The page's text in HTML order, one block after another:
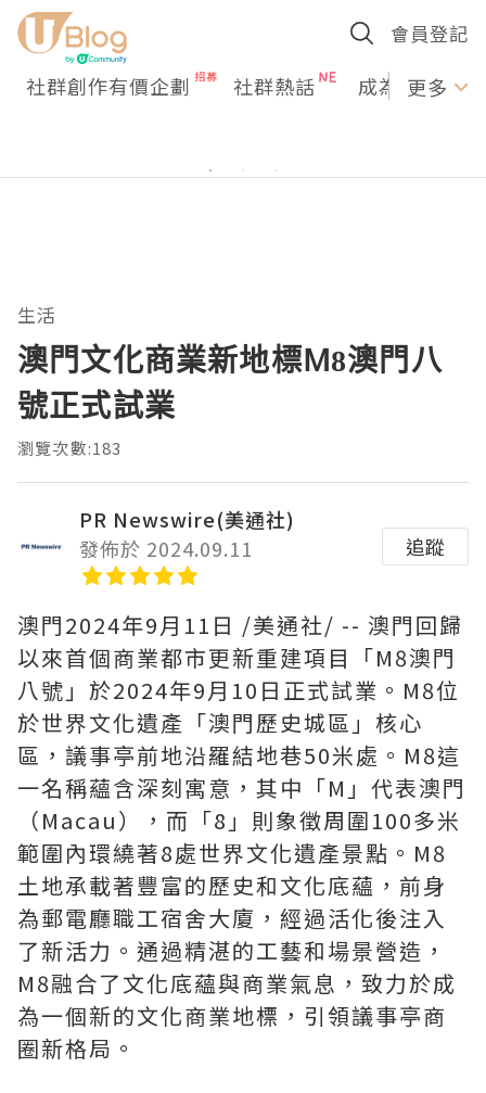
會員登記
社群創作有價企劃 社群熱話 成為U更多
生活
澳門文化商業新地標M8澳門八
號正式試業
瀏覽次數:183
PR Newswire(美通社)
發佈於 2024.09.11
追蹤
澳門2024年9月11日 /美通社/ -- 澳門回歸
以來首個商業都市更新重建項目「M8澳門
八號」於2024年9月10日正式試業。M8位
於世界文化遺產「澳門歷史城區」核心
區，議事亭前地沿羅結地巷50米處。M8這
一名稱蘊含深刻寓意，其中 「M 」 代表澳門
（Macau），而 「8 」 則象徵周圍100多米
範圍內環繞著8處世界文化遺產景點。M8
土地承載著豐富的歷史和文化底蘊，前身
為郵電廳職工宿舍大廈，經過活化後注入
了新活力。通過精湛的工藝和場景營造，
M8融合了文化底蘊與商業氣息，致力於成
為一個新的文化商業地標，引領議事亭商
圈新格局。